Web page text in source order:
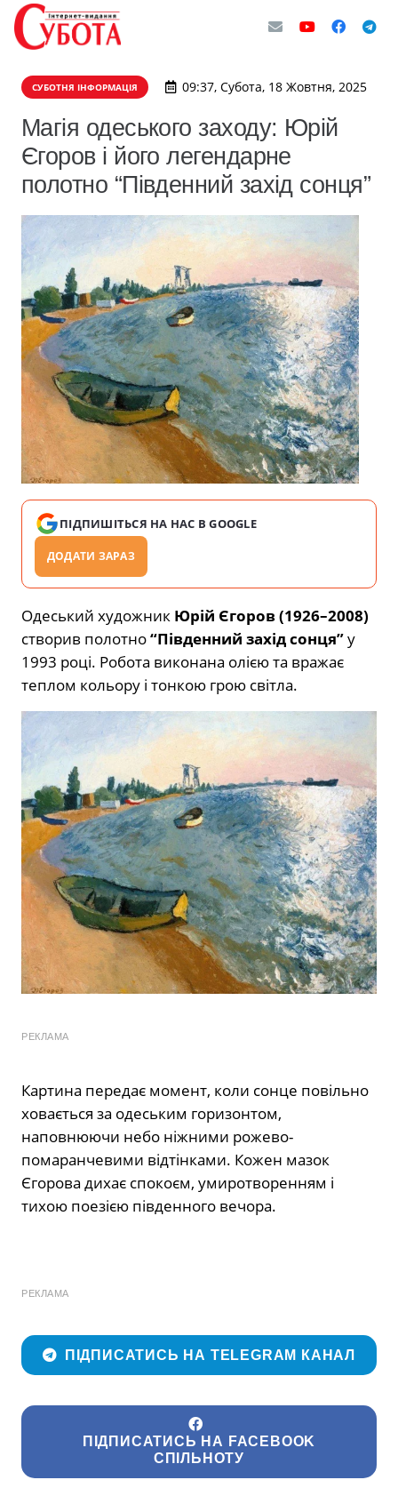
СУБОТНЯ ІНФОРМАЦІЯ 09:37, Субота, 18 Жовтня, 2025
Магія одеського заходу: Юрій
Єгоров і його легендарне
полотно “Південний захід сонця”
ПІДПИШІТЬСЯ НА НАС В GOOGLE
ДОДАТИ ЗАРАЗ
Одеський художник Юрій Єгоров (1926–2008)
створив полотно“Південний захід сонця”у
1993 році. Робота виконана олією та вражає
теплом кольору і тонкою грою світла.
РЕКЛАМА
Картина передає момент, коли сонце повільно
ховається за одеським горизонтом,
наповнюючи небо ніжними рожево-
помаранчевими відтінками. Кожен мазок
Єгорова дихає спокоєм, умиротворенням і
тихою поезією південного вечора.
РЕКЛАМА
ПІДПИСАТИСЬ НА TELEGRAM КАНАЛ
ПІДПИСАТИСЬ НА FACEBOOK
СПІЛЬНОТУ